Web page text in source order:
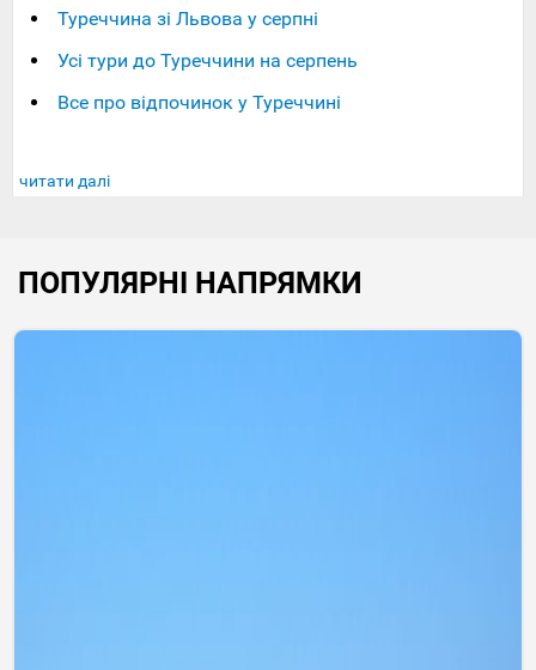
Туреччина зі Львова у серпні
Усі тури до Туреччини на серпень
Все про відпочинок у Туреччині
читати далі
ПОПУЛЯРНІ НАПРЯМКИ